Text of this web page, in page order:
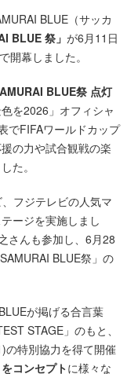
BLUE（サッカ
BLUE 祭」が6月11日
開幕しました。
BLUE祭 点灯
を2026」オフィシャ
でFIFAワールドカップ
の力や試合観戦の楽
た。
フジテレビの人気マ
ージを実施しまし
さんも参加し、6月28
BLUE祭」の
が掲げる合言葉
STAGE」のもと、
の特別協力を得て開催
コンセプトに様々な